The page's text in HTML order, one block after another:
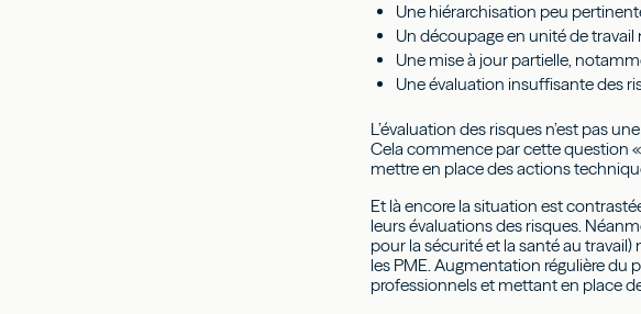
Une hiérarchisation peu
Un découpage en unité de
Une mise à jour partielle,
Une évaluation insuffisante des
L’évaluation des risques n’est pas
Cela commence par cette question
mettre en place des actions
Et là encore la situation est
leurs évaluations des risques.
pour la sécurité et la santé au
les PME. Augmentation régulière du
professionnels et mettant en place